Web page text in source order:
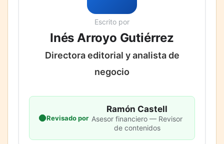
Escrito por
Inés Arroyo Gutiérrez
Directora editorial y analista de
negocio
Revisado por
Ramón Castell
Asesor financiero — Revisor
de contenidos